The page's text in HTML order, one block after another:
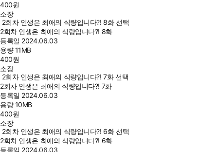
400원
소장
2회차 인생은 최애의 식량입니다?! 8화 선택
2회차 인생은 최애의 식량입니다?! 8화
등록일 2024.06.03
용량11MB
400원
소장
2회차 인생은 최애의 식량입니다?! 7화 선택
2회차 인생은 최애의 식량입니다?! 7화
등록일 2024.06.03
용량10MB
400원
소장
2회차 인생은 최애의 식량입니다?! 6화 선택
2회차 인생은 최애의 식량입니다?! 6화
등록일 2024.06.03